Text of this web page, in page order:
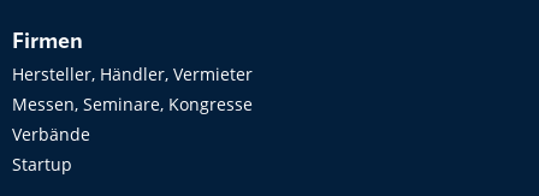
Firmen
Hersteller, Händler, Vermieter
Messen, Seminare, Kongresse
Verbände
Startup